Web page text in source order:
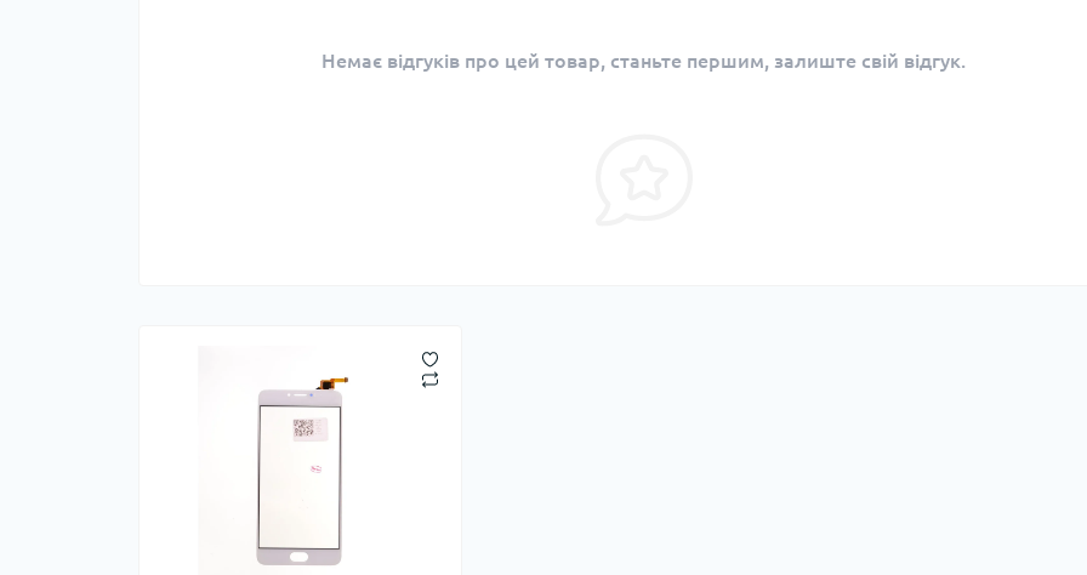
Немає відгуків про цей товар, станьте першим, залиште свій відгук.